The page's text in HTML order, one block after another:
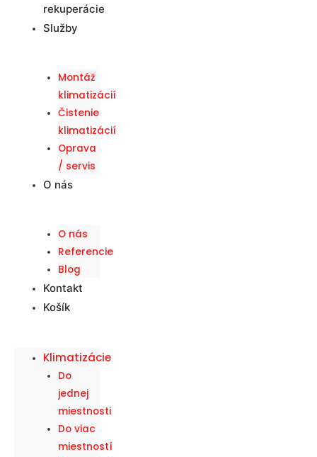
rekuperácie
Služby
Montáž
klimatizácií
Čistenie
klimatizácií
Oprava
/ servis
O nás
O nás
Referencie
Blog
Kontakt
Košík
Klimatizácie
Do
jednej
miestnosti
Do viac
miestností